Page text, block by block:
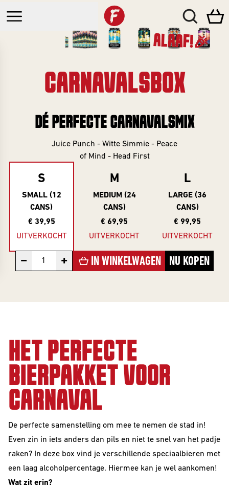
Webshop
CATEGORIEËN
Alle Bieren
Sale
Bierpakketten
Collabs
Merch
Cadeau
SERIES
Alle Series
Core Range
10 Years
Great Minds
Serie
Smooth
Criminals
Bars
Brouwcafé
Breda
Bottleshop
Breda
Events
Zomerbierfestival
Evenementenkalender
Beer Club
BEER CLUB
Beer Club
Exclusives
BEER CLUB
DROPS
Beer Club
Edities
The Beer Club
Podcast
Investeer
INFORMATIE
EXCLUSIVES
Investor
Exclusives
Info
Brouwerij
Vacatures
Blogs
Contact
VOOR
BEDRIJVEN
ALAAF!🎉
CARNAVALSBOX
DÉ PERFECTE CARNAVALSMIX
Juice Punch - Witte Simmie - Peace
of Mind - Head First
S
SMALL (12
CANS)
€ 39,95
UITVERKOCHT
M
MEDIUM (24
CANS)
€ 69,95
UITVERKOCHT
L
LARGE (36
CANS)
€ 99,95
UITVERKOCHT
− + IN WINKELWAGEN NU KOPEN
HET PERFECTE
BIERPAKKET VOOR
CARNAVAL
De perfecte samenstelling om mee te nemen de stad in!
Even zin in iets anders dan pils en niet te snel van het padje
raken? In deze box vind je verschillende speciaalbieren met
een laag alcoholpercentage. Hiermee kan je wel aankomen!
Wat zit erin?